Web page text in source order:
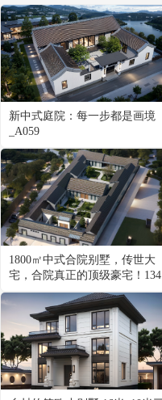
新中式庭院：每一步都是画境
_A059
1800㎡中式合院别墅，传世大
宅，合院真正的顶级豪宅！134